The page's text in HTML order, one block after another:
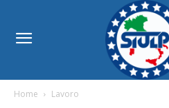
Home Lavoro